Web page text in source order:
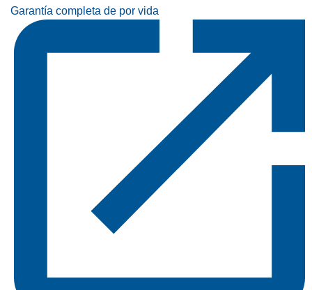
Garantía completa de por vida